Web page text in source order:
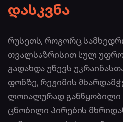
დასკვნა
რუსეთს, როგორც
თვალსაზრისით სულ უფრო
გადახდა უწევს
ფონზე, რეჟიმის
ლოიალურად განწყობილი
ცნობილი პირების